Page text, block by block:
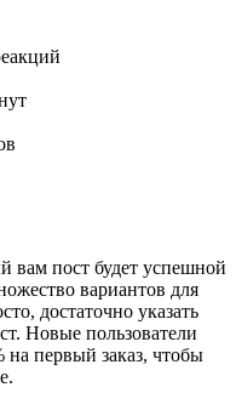
вам пост будет успешной
вариантов для
достаточно указать
Новые пользователи
на первый заказ, чтобы